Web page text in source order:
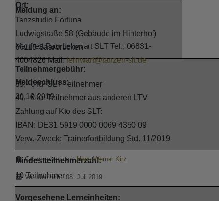
Meldung an:
Manfred Rau Lehrwart SLT Tel.: 06831-
4004826 Mail:lehrwart@tanzen-slt.de
Meldeschluss:
20.10.2019
Ort:
Tanzstudio Fortuna
Ludwigstraße 58 (Gebäude im Hinterhof)
66115 Saarbrücken
Teilnehmergebühr:
35,- € für SLT Teilnehmer
40,- € für Teilnehmer aus anderen LTV
Zahlung auf Kto des SLT:
IBAN: DE31 5919 0000 0069 4350 09
Verw.-Zweck: Trainerfortbildung Std. 11/2019
Mindestteilnehmerzahl:
10 Teilnehmer
Vorgesehene Lerneinheiten:
Details
Geschrieben von:Hans-Werner Kirz
Veröffentlicht: 08. Juli 2019